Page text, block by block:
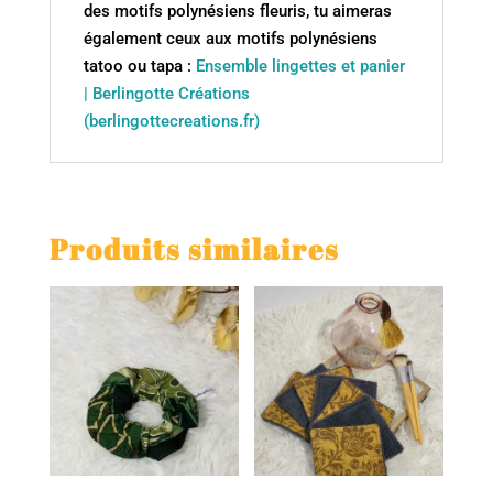
des motifs polynésiens fleuris, tu aimeras
également ceux aux motifs polynésiens
tatoo ou tapa : Ensemble lingettes et panier
| Berlingotte Créations
(berlingottecreations.fr)
Produits similaires